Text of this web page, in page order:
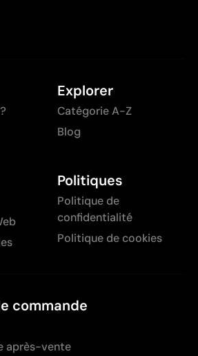
Explorer
Catégorie A-Z
Blog
Politiques
Politique de
confidentialité
Politique de cookies
commande
après-vente